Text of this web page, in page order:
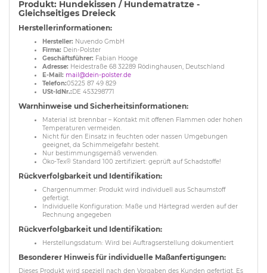
Produkt: Hundekissen / Hundematratze -
Gleichseitiges Dreieck
Herstellerinformationen:
Hersteller: Nuvendo GmbH
Firma: Dein-Polster
Geschäftsführer: Fabian Hooge
Adresse: Heidestraße 68 32289 Rödinghausen, Deutschland
E-Mail: mail@dein-polster.de
Telefon:05225 87 49 829
USt-IdNr.: DE 453298771
Warnhinweise und Sicherheitsinformationen:
Material ist brennbar – Kontakt mit offenen Flammen oder hohen
Temperaturen vermeiden.
Nicht für den Einsatz in feuchten oder nassen Umgebungen
geeignet, da Schimmelgefahr besteht.
Nur bestimmungsgemäß verwenden.
Öko-Tex® Standard 100 zertifiziert: geprüft auf Schadstoffe!
Rückverfolgbarkeit und Identifikation:
Chargennummer: Produkt wird individuell aus Schaumstoff
gefertigt.
Individuelle Konfiguration: Maße und Härtegrad werden auf der
Rechnung angegeben
Rückverfolgbarkeit und Identifikation:
Herstellungsdatum: Wird bei Auftragserstellung dokumentiert
Besonderer Hinweis für individuelle Maßanfertigungen:
Dieses Produkt wird speziell nach den Vorgaben des Kunden gefertigt. Es